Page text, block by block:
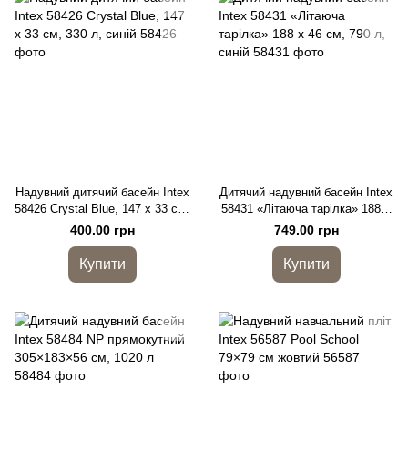
Надувний дитячий басейн Intex
58426 Crystal Blue, 147 x 33 см,
330 л, синій
400.00 грн
Купити
Дитячий надувний басейн Intex
58431 «Літаюча тарілка» 188 x
46 см, 790 л, синій
749.00 грн
Купити